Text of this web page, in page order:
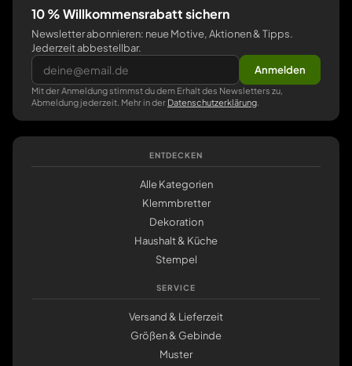
10 % Willkommensrabatt sichern
Newsletter abonnieren: neue Motive, Aktionen & Tipps.
Jederzeit abbestellbar.
Anmelden
Mit der Anmeldung stimmst du dem Erhalt des Newsletters zu,
Abmeldung jederzeit. Mehr in der Datenschutzerklärung
ENTDECKEN
Alle Kategorien
Klemmbretter
Dekoration
Haushalt & Küche
Stempel
SERVICE
Versand & Lieferzeit
Größen & Gebinde
Muster